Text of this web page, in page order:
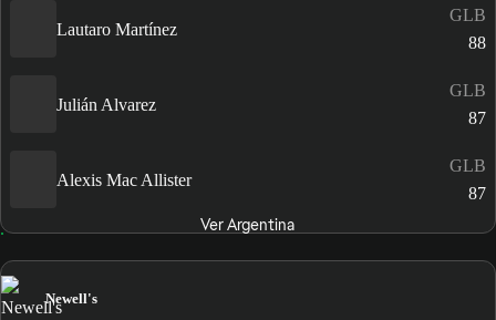
Lautaro Martínez
GLB
88
Julián Alvarez
GLB
87
Alexis Mac Allister
GLB
87
Ver Argentina
Newell's